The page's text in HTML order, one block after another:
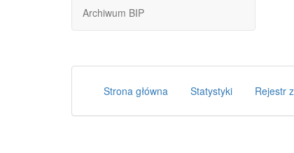
Archiwum BIP
Strona główna Statystyki Rejestr